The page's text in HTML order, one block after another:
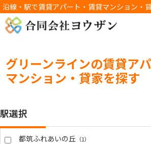
沿線・駅で賃貸アパート・賃貸マンション・
あざみ野、たまプラーザの賃貸マンション・
をお届けします♪
グリーンラインの賃貸ア
マンション・貸家を探す
駅選択
都筑ふれあいの丘 （1）